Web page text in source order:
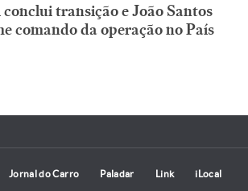
transição e João Santos
comando da operação no País
Jornal do Carro Paladar Link iLocal